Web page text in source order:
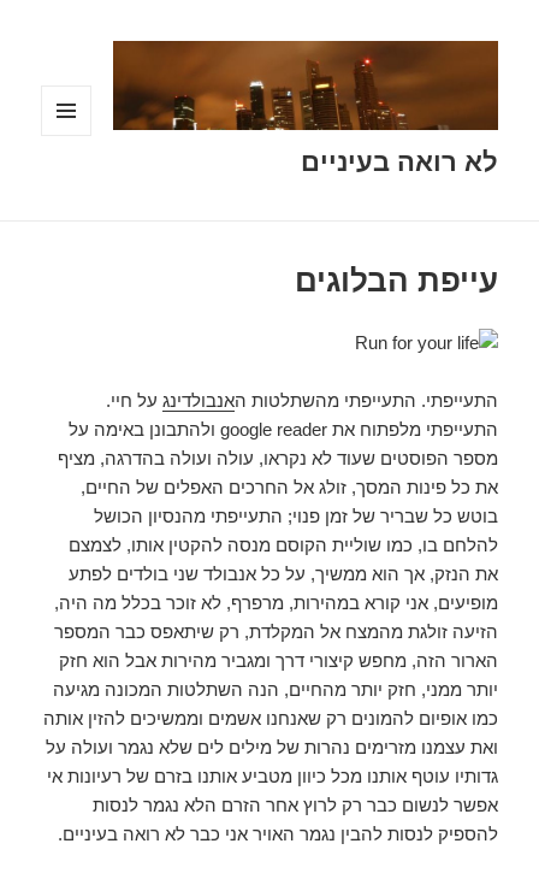
לא רואה בעיניים
עייפת הבלוגים
התעייפתי. התעייפתי מהשתלטות האנבולדינג על חיי.
התעייפתי מלפתוח את google reader ולהתבונן באימה על
מספר הפוסטים שעוד לא נקראו, עולה ועולה בהדרגה, מציף
את כל פינות המסך, זולג אל החרכים האפלים של החיים,
בוטש כל שבריר של זמן פנוי; התעייפתי מהנסיון הכושל
להלחם בו, כמו שוליית הקוסם מנסה להקטין אותו, לצמצם
את הנזק, אך הוא ממשיך, על כל אנבולד שני בולדים לפתע
מופיעים, אני קורא במהירות, מרפרף, לא זוכר בכלל מה היה,
הזיעה זולגת מהמצח אל המקלדת, רק שיתאפס כבר המספר
הארור הזה, מחפש קיצורי דרך ומגביר מהירות אבל הוא חזק
יותר ממני, חזק יותר מהחיים, הנה השתלטות המכונה מגיעה
כמו אופיום להמונים רק שאנחנו אשמים וממשיכים להזין אותה
ואת עצמנו מזרימים נהרות של מילים לים שלא נגמר ועולה על
גדותיו עוטף אותנו מכל כיוון מטביע אותנו בזרם של רעיונות אי
אפשר לנשום כבר רק לרוץ אחר הזרם הלא נגמר לנסות
להספיק לנסות להבין נגמר האויר אני כבר לא רואה בעיניים.